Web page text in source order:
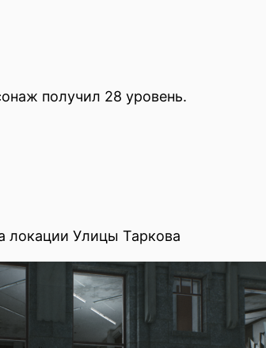
получил 28 уровень.
локации Улицы Таркова